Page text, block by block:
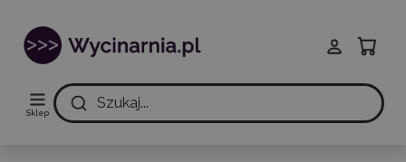
Sklep
Szukaj...